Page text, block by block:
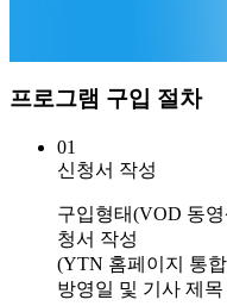
프로그램 구입 절차
01
신청서 작성
구입형태(VOD 동
청서 작성
(YTN 홈페이지 통
방영일 및 기사 제